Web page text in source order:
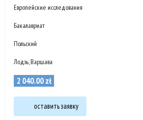
Европейские исследования
Бакалавриат
Польский
Лодзь, Варшава
2 040.00zł
оставить заявку